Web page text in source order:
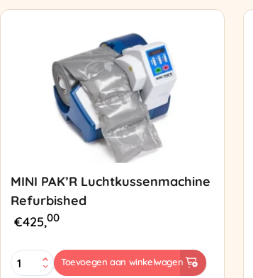
MINI PAK’R Luchtkussenmachine
Refurbished
€425,00
MINI
PAK'R
Toevoegen aan winkelwagen